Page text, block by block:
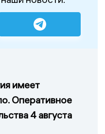
имеет
Оперативное
4 августа